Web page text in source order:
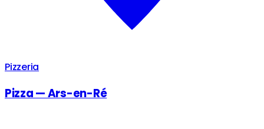
Pizzeria
Pizza — Ars-en-Ré